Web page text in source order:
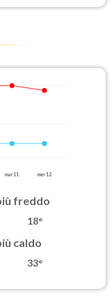
mar 11 mer 12
freddo
18°
caldo
33°